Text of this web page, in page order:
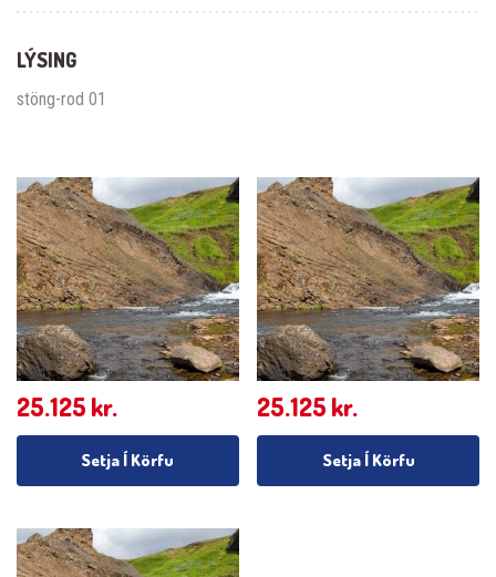
LÝSING
stöng-rod 01
25.125 kr.
Setja Í Körfu
25.125 kr.
Setja Í Körfu